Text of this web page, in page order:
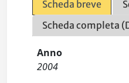
Scheda breve
Scheda completa
Anno
2004